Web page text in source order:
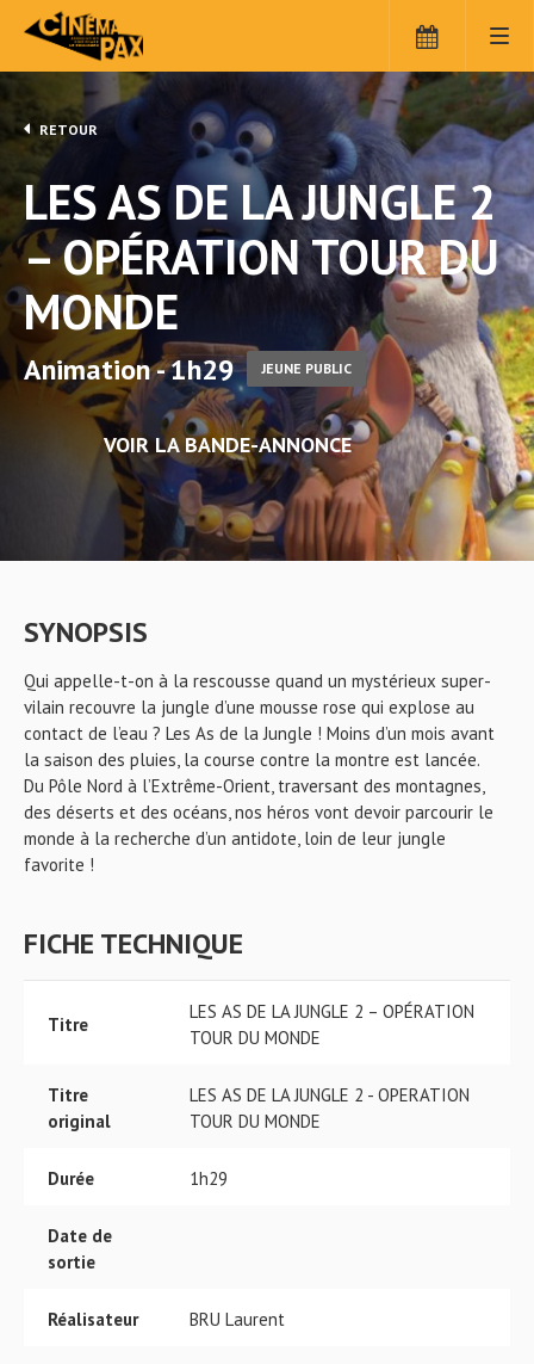
RETOUR
LES AS DE LA JUNGLE 2
– OPÉRATION TOUR DU
MONDE
Animation - 1h29 JEUNE PUBLIC
VOIR LA BANDE-ANNONCE
SYNOPSIS
Qui appelle-t-on à la rescousse quand un mystérieux super-
vilain recouvre la jungle d’une mousse rose qui explose au
contact de l’eau ? Les As de la Jungle ! Moins d’un mois avant
la saison des pluies, la course contre la montre est lancée.
Du Pôle Nord à l’Extrême-Orient, traversant des montagnes,
des déserts et des océans, nos héros vont devoir parcourir le
monde à la recherche d’un antidote, loin de leur jungle
favorite !
FICHE TECHNIQUE
Titre
LES AS DE LA JUNGLE 2 – OPÉRATION
TOUR DU MONDE
Titre
original
LES AS DE LA JUNGLE 2 - OPERATION
TOUR DU MONDE
Durée 1h29
Date de
sortie
Réalisateur BRU Laurent